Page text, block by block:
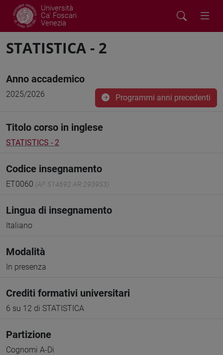
Università
Ca' Foscari
Venezia
STATISTICA - 2
Anno accademico
2025/2026 Programmi anni precedenti
Titolo corso in inglese
STATISTICS - 2
Codice insegnamento
ET0060 (AF:514692 AR:293953)
Lingua di insegnamento
Italiano
Modalità
In presenza
Crediti formativi universitari
6 su 12 di STATISTICA
Partizione
Cognomi A-Di